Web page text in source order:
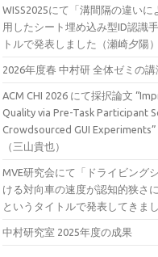
WISS2025にて「溝間隔の違い
用したシート埋め込み型ID認識
トルで発表しました（瀬崎夕陽）
2026年度春 中村研 全体ゼミの講
ACM CHI 2026 にて採択論文
Quality via Pre-Task Participant
Crowdsourced GUI
（三山貴也）
MVE研究会にて「ドライビング
ける対向車の速度が認知的狭さ
というタイトルで発表してきま
中村研究室 2025年度の成果